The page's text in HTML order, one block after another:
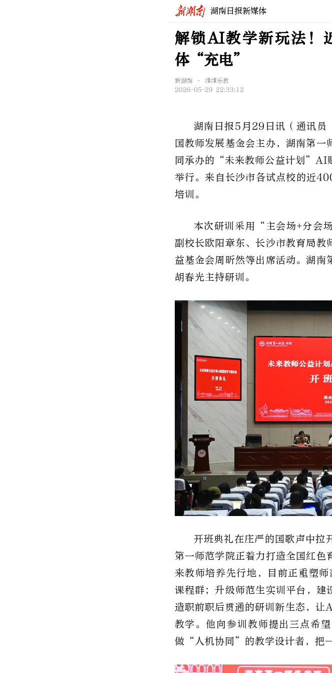
湖南日报新媒体
解锁AI教学新玩法！
体“充电”
新湖南 • 津津乐教
2026-05-29 22:33:12
湖南日报5月29日讯（通讯
国教师发展基金会主办，湖南第
同承办的“未来教师公益计划”AI
举行。来自长沙市各试点校的近
培训。
本次研训采用“主会场+分会
副校长欧阳章东、长沙市教育局教
益基金会周昕然等出席活动。湖
胡春光主持研训。
开班典礼在庄严的国歌声中拉
第一师范学院正着力打造全国红色
来教师培养先行地，目前正重塑
课程群；升级师范生实训平台，
造职前职后贯通的研训新生态，
教学。他向参训教师提出三点希
做“人机协同”的教学设计者，把